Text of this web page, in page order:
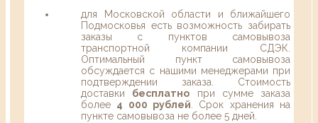
для Московской области и ближайшего
Подмосковья есть возможность забирать
заказы с пунктов самовывоза
транспортной компании СДЭК.
Оптимальный пункт самовывоза
обсуждается с нашими менеджерами при
подтверждении заказа. Стоимость
доставки бесплатно при сумме заказа
более 4 000 рублей . Срок хранения на
пункте самовывоза не более 5 дней.